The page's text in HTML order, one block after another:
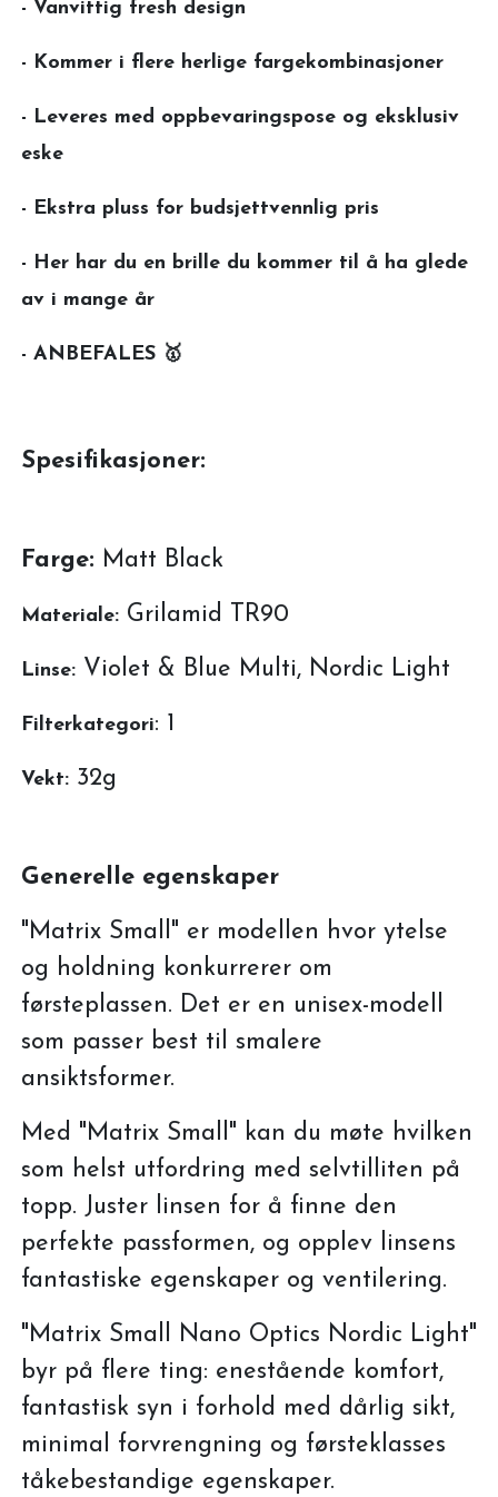
- Vanvittig fresh design
- Kommer i flere herlige fargekombinasjoner
- Leveres med oppbevaringspose og eksklusiv
eske
- Ekstra pluss for budsjettvennlig pris
- Her har du en brille du kommer til å ha glede
av i mange år
- ANBEFALES 🥇
Spesifikasjoner:
Farge: Matt Black
Materiale: Grilamid TR90
Linse: Violet & Blue Multi, Nordic Light
Filterkategori: 1
Vekt: 32g
Generelle egenskaper
"Matrix Small" er modellen hvor ytelse
og holdning konkurrerer om
førsteplassen. Det er en unisex-modell
som passer best til smalere
ansiktsformer.
Med "Matrix Small" kan du møte hvilken
som helst utfordring med selvtilliten på
topp. Juster linsen for å finne den
perfekte passformen, og opplev linsens
fantastiske egenskaper og ventilering.
"Matrix Small Nano Optics Nordic Light"
byr på flere ting: enestående komfort,
fantastisk syn i forhold med dårlig sikt,
minimal forvrengning og førsteklasses
tåkebestandige egenskaper.